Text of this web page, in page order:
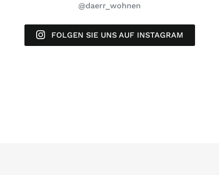
@daerr_wohnen
FOLGEN SIE UNS AUF INSTAGRAM